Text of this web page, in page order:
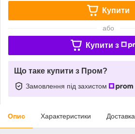
Купити
або
Купити з
Що таке купити з Пром?
Замовлення під захистом
Опис Характеристики Доставка